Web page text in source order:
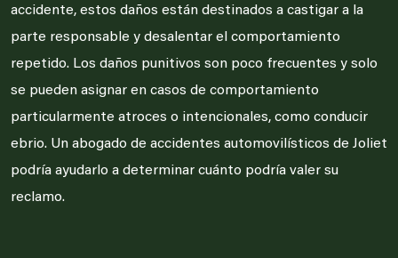
accidente, estos daños están destinados a castigar a la
parte responsable y desalentar el comportamiento
repetido. Los daños punitivos son poco frecuentes y solo
se pueden asignar en casos de comportamiento
particularmente atroces o intencionales, como conducir
ebrio. Un abogado de accidentes automovilísticos de Joliet
podría ayudarlo a determinar cuánto podría valer su
reclamo.